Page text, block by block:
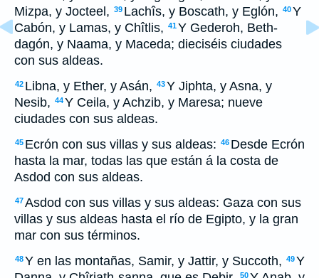
Mizpa, y Jocteel, 39 Lachîs, y Boscath, y Eglón, 40Y
Cabón, y Lamas, y Chîtlis, 41Y Gederoh, Beth-
dagón, y Naama, y Maceda; dieciséis ciudades
con sus aldeas.
42 Libna, y Ether, y Asán, 43Y Jiphta, y Asna, y
Nesib, 44Y Ceila, y Achzib, y Maresa; nueve
ciudades con sus aldeas.
45 Ecrón con sus villas y sus aldeas: 46 Desde Ecrón
hasta la mar, todas las que están á la costa de
Asdod con sus aldeas.
47Asdod con sus villas y sus aldeas: Gaza con sus
villas y sus aldeas hasta el río de Egipto, y la gran
mar con sus términos.
48Y en las montañas, Samir, y Jattir, y Succoth, 49Y
50